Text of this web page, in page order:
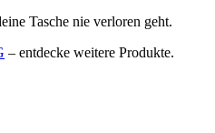
Tasche nie verloren geht.
– entdecke weitere Produkte.